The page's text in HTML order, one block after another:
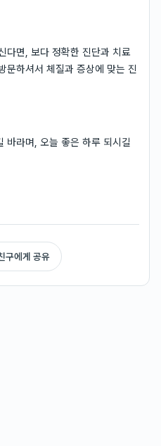
다면, 보다 정확한 진단과 치료
문하셔서 체질과 증상에 맞는 진
바라며, 오늘 좋은 하루 되시길
구에게 공유